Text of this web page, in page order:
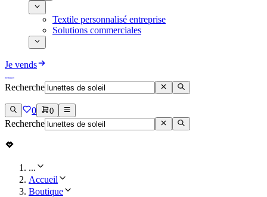
Textile personnalisé entreprise
Solutions commerciales
Je vends
Recherche
0 0
Recherche
...
Accueil
Boutique